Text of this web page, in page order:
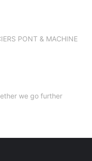
PONT & MACHINE
we go further